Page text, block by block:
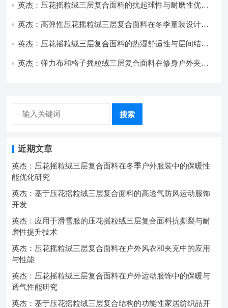
英杰：压花摇粒绒三层复合面料的抗起球性与耐磨性优化
英杰：高弹性压花摇粒绒三层复合面料在冬季童装设计中
英杰：压花摇粒绒三层复合面料的热湿舒适性与层间结合
英杰：弹力布和格子摇粒绒三层复合面料在修身户外夹克
搜索
近期文章
英杰：压花摇粒绒三层复合面料在冬季户外服装中的保暖性
能优化研究
英杰：基于压花摇粒绒三层复合面料的高透气防风运动服饰
开发
英杰：应用于滑雪服的压花摇粒绒三层复合面料抗撕裂与耐
磨性提升技术
英杰：压花摇粒绒三层复合面料在户外风衣和夹克中的应用
与性能
英杰：压花摇粒绒三层复合面料在户外运动服饰中的保暖与
透气性能研究
英杰：基于压花摇粒绒三层复合结构的功能性家居纺织品开